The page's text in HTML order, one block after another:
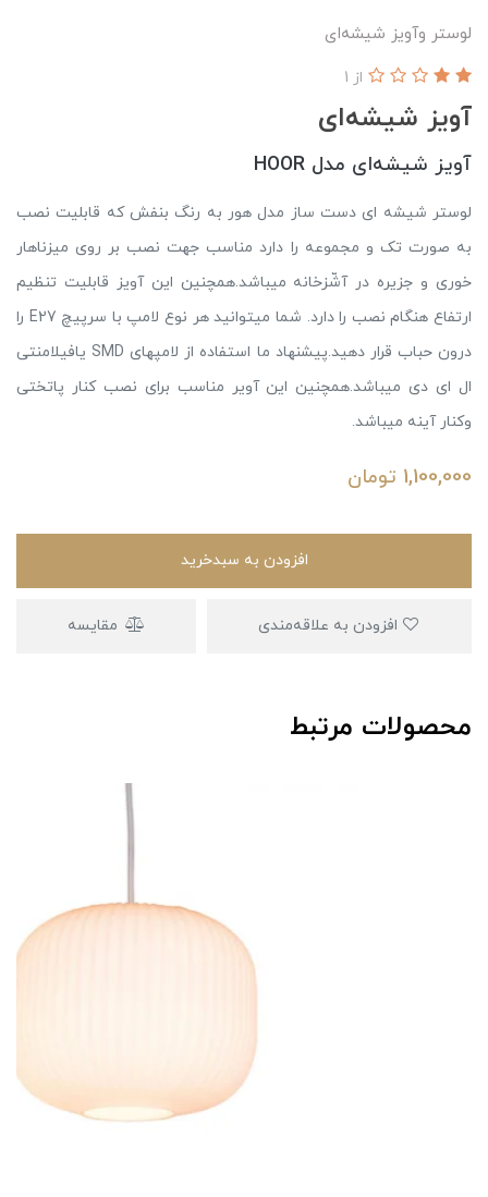
لوستر وآویز شیشه‌ای
آویز شیشه‌ای
از 1
آویز شیشه‌ای مدل HOOR
لوستر شیشه ای دست ساز مدل هور به رنگ بنفش که قابلیت نصب
به صورت تک و مجموعه را دارد مناسب جهت نصب بر روی میزناهار
خوری و جزیره در آشّزخانه میباشد.همچنین این آویز قابلیت تنظیم
ارتفاع هنگام نصب را دارد. شما میتوانید هر نوع لامپ با سرپیچ E27 را
درون حباب قرار دهید.پیشنهاد ما استفاده از لامپهای SMD یافیلامنتی
ال ای دی میباشد.همچنین این آویر مناسب برای نصب کنار پاتختی
وکنار آینه میباشد.
1,100,000 تومان
افزودن به سبدخرید
مقایسه
محصولات مرتبط